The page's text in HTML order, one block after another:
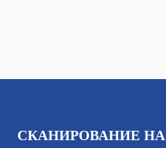
СКАНИРОВАНИЕ НА